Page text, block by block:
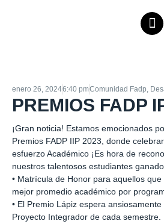
enero 26, 20246:40 pmComunidad Fadp,
PREMIOS FADP
¡Gran noticia! Estamos emocionados
Premios FADP IIP 2023, donde
esfuerzo Académico ¡Es hora de
nuestros talentosos estudiantes
• Matrícula de Honor para aquellos
mejor promedio académico por
• El Premio Lápiz espera
Proyecto Integrador de cada semestre.